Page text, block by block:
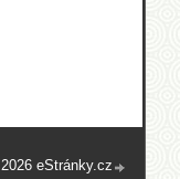
eStránky.cz